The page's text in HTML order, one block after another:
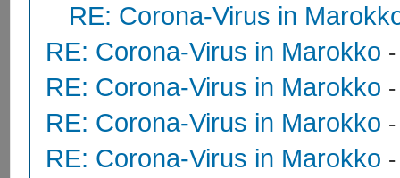
RE: Corona-Virus in
RE: Corona-Virus in Marokko
RE: Corona-Virus in Marokko
RE: Corona-Virus in Marokko
RE: Corona-Virus in Marokko